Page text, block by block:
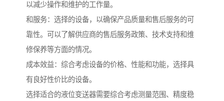
以减少操作和维护的工作量。
和服务：选择的设备，以确保产品质量和售后服务的可
靠性。可以了解供应商的售后服务政策、技术支持和维
修保养等方面的情况。
成本效益：综合考虑设备的价格、性能和功能，选择具
有良好性价比的设备。
选择适合的液位变送器需要综合考虑测量范围、精度稳